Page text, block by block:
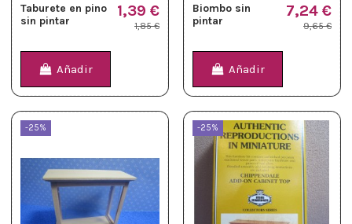
Taburete en pino
sin pintar
1,39 €
1,85 €
Añadir
Biombo sin
pintar
7,24 €
9,65 €
Añadir
-25% -25%